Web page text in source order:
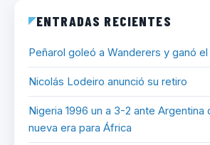
ENTRADAS RECIENTES
Peñarol goleó a Wanderers y ganó
Nicolás Lodeiro anunció su retiro
Nigeria 1996 un a 3-2 ante Argentina
nueva era para África